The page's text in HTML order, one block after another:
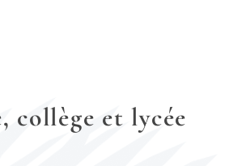
collège et lycée